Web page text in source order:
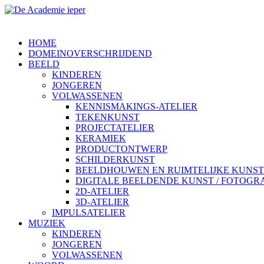
HOME
DOMEINOVERSCHRIJDEND
BEELD
KINDEREN
JONGEREN
VOLWASSENEN
KENNISMAKINGS-ATELIER
TEKENKUNST
PROJECTATELIER
KERAMIEK
PRODUCTONTWERP
SCHILDERKUNST
BEELDHOUWEN EN RUIMTELIJKE KUNST
DIGITALE BEELDENDE KUNST /
2D-ATELIER
3D-ATELIER
IMPULSATELIER
MUZIEK
KINDEREN
JONGEREN
VOLWASSENEN